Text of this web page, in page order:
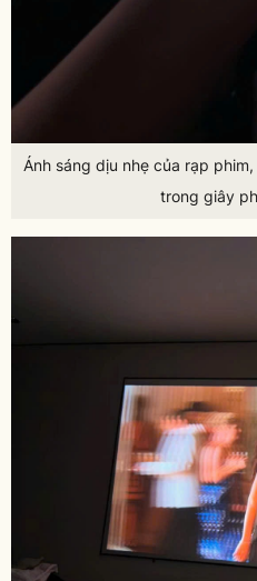
Ánh sáng dịu nhẹ của rạp
trong giây